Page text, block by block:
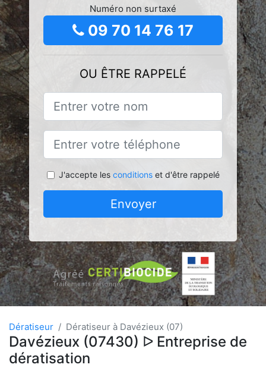
Numéro non surtaxé
09 70 14 76 17
OU ÊTRE RAPPELÉ
J'accepte les conditionset d'être rappelé
Envoyer
Dératiseur Dératiseur à Davézieux (07)
Davézieux (07430) ᐅ Entreprise de
dératisation